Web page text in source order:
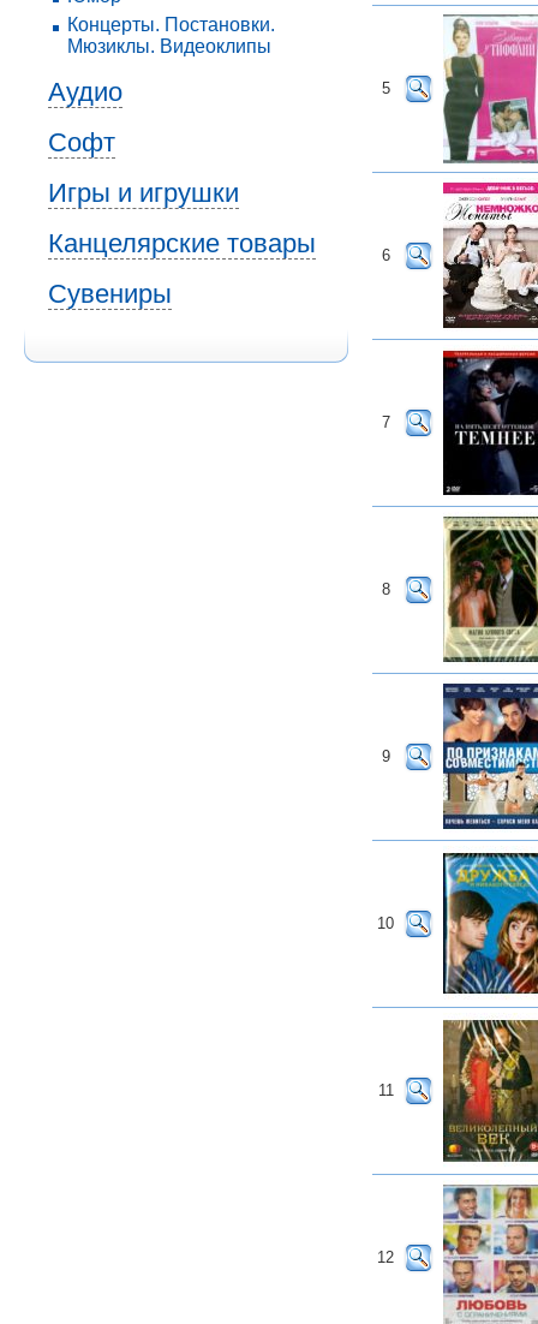
Концерты. Постановки.
Мюзиклы. Видеоклипы
Аудио
Софт
Игры и игрушки
Канцелярские товары
Сувениры
5
6
7
8
9
10
11
12